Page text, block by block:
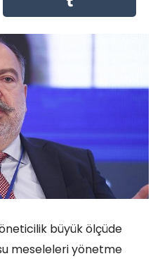
büyük ölçüde
meseleleri yönetme